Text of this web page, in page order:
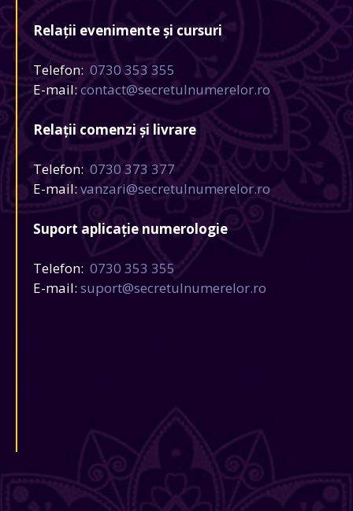
Relații evenimente și cursuri
Telefon: 0730 353 355
E-mail:contact@secretulnumerelor.ro
Relații comenzi și livrare
Telefon: 0730 373 377
E-mail:vanzari@secretulnumerelor.ro
Suport aplicație numerologie
Telefon: 0730 353 355
E-mail: suport@secretulnumerelor.ro